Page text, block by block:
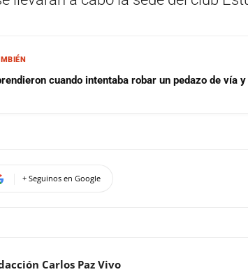
cuando intentaba robar un pedazo de vía
+ Seguinos en Google
Carlos Paz Vivo